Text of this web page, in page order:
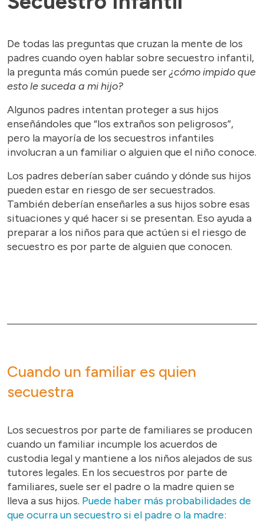
De todas las preguntas que cruzan la mente de los
padres cuando oyen hablar sobre secuestro infantil,
la pregunta más común puede ser¿cómo impido que
esto le suceda a mi hijo?
Algunos padres intentan proteger a sus hijos
enseñándoles que “los extraños son peligrosos”,
pero la mayoría de los secuestros infantiles
involucran a un familiar o alguien que el niño conoce.
Los padres deberían saber cuándo y dónde sus hijos
pueden estar en riesgo de ser secuestrados.
También deberían enseñarles a sus hijos sobre esas
situaciones y qué hacer si se presentan. Eso ayuda a
preparar a los niños para que actúen si el riesgo de
secuestro es por parte de alguien que conocen.
Cuando un familiar es quien
secuestra
Los secuestros por parte de familiares se producen
cuando un familiar incumple los acuerdos de
custodia legal y mantiene a los niños alejados de sus
tutores legales. En los secuestros por parte de
familiares, suele ser el padre o la madre quien se
lleva a sus hijos. Puede haber más probabilidades de
que ocurra un secuestro si el padre o la madre: